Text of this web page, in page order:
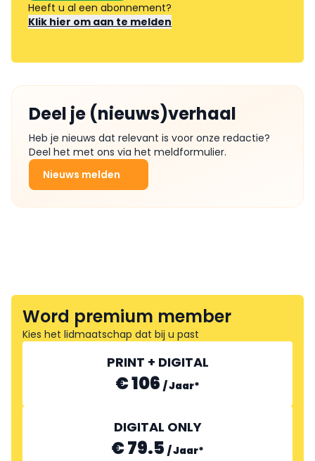
Heeft u al een abonnement?
Klik hier om aan te melden
Deel je (nieuws)verhaal
Heb je nieuws dat relevant is voor onze redactie?
Deel het met ons via het meldformulier.
Nieuws melden
Word premium member
Kies het lidmaatschap dat bij u past
PRINT + DIGITAL
€ 106 /Jaar*
DIGITAL ONLY
€ 79.5 /Jaar*